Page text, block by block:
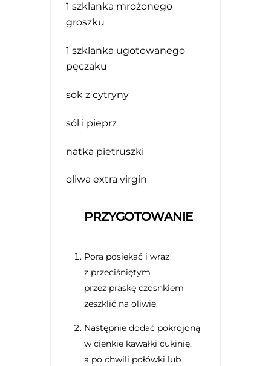
1 szklanka mrożonego
groszku
1 szklanka ugotowanego
pęczaku
sok z cytryny
sól i pieprz
natka pietruszki
oliwa extra virgin
PRZYGOTOWANIE
Pora posiekać i wraz
z przeciśniętym
przez praskę czosnkiem
zeszklić na oliwie.
Następnie dodać pokrojoną
w cienkie kawałki cukinię,
a po chwili połówki lub